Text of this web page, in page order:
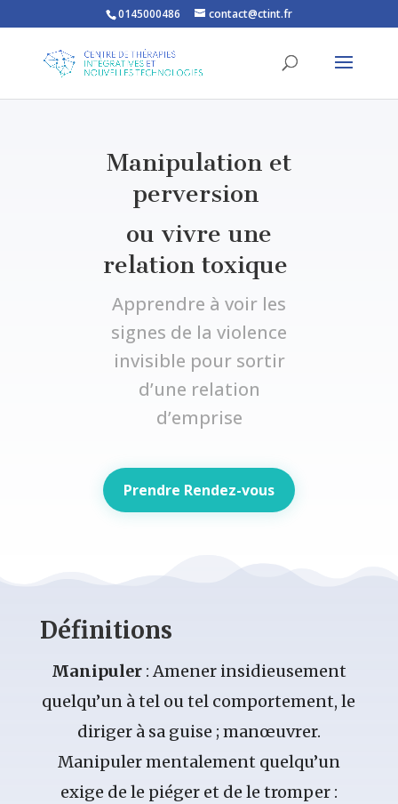
0145000486 contact@ctint.fr
Manipulation et
perversion
ou vivre une
relation toxique
Apprendre à voir les
signes de la violence
invisible pour sortir
d’une relation
d’emprise
Prendre Rendez-vous
Définitions
Manipuler : Amener insidieusement
quelqu’un à tel ou tel comportement, le
diriger à sa guise ; manœuvrer.
Manipuler mentalement quelqu’un
exige de le piéger et de le tromper :